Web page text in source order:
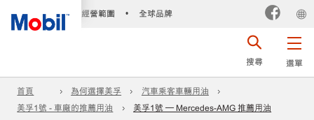
經營範圍 • 全球品牌
選單
搜尋
首頁 為何選擇美孚
汽車乘客車輛用油
美孚1號 - 車廠的推薦用油
美孚1號 – Mercedes-AMG 推薦用油